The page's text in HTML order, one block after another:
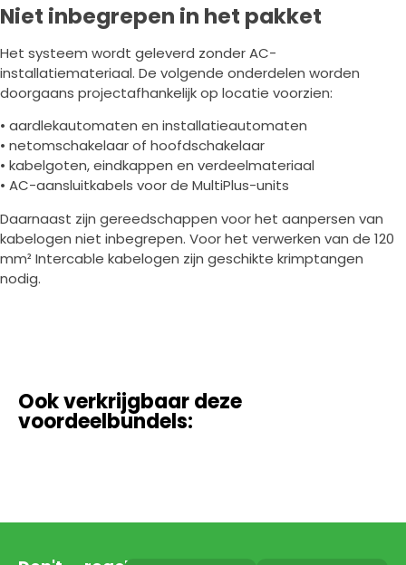
Niet inbegrepen in het pakket
Het systeem wordt geleverd zonder AC-
installatiemateriaal. De volgende onderdelen worden
doorgaans projectafhankelijk op locatie voorzien:
• aardlekautomaten en installatieautomaten
• netomschakelaar of hoofdschakelaar
• kabelgoten, eindkappen en verdeelmateriaal
• AC-aansluitkabels voor de MultiPlus-units
Daarnaast zijn gereedschappen voor het aanpersen van
kabelogen niet inbegrepen. Voor het verwerken van de 120
mm² Intercable kabelogen zijn geschikte krimptangen
nodig.
Ook verkrijgbaar deze
voordeelbundels: